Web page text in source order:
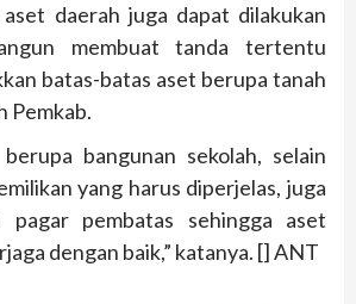
daerah juga dapat dilakukan
membuat tanda tertentu
batas-batas aset berupa tanah
Pemkab.
bangunan sekolah, selain
yang harus diperjelas, juga
pagar pembatas sehingga aset
dengan baik,” katanya. [] ANT